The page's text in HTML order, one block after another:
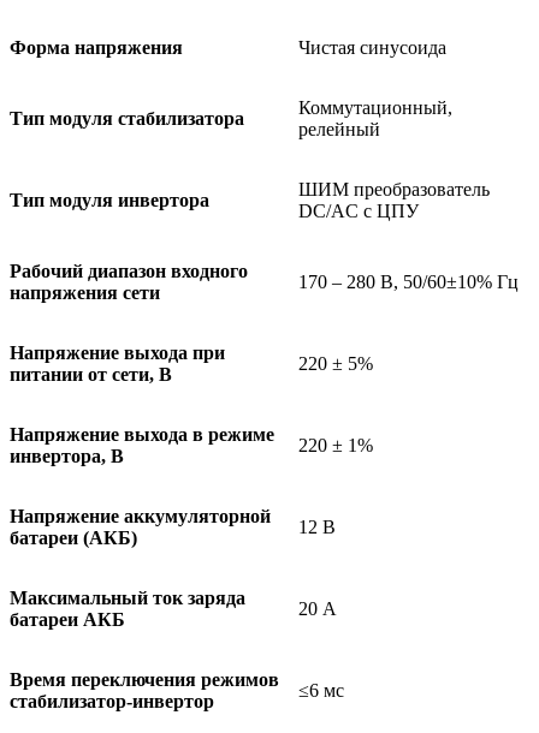
Форма напряжения Чистая синусоида
Тип модуля стабилизатора
Коммутационный,
релейный
Тип модуля инвертора
ШИМ преобразователь
DC/AC с ЦПУ
Рабочий диапазон входного
напряжения сети
170 – 280 В, 50/60±10% Гц
Напряжение выхода при
питании от сети, В
220 ± 5%
Напряжение выхода в режиме
инвертора, В
220 ± 1%
Напряжение аккумуляторной
батареи (АКБ)
12 В
Максимальный ток заряда
батареи АКБ
20 А
Время переключения режимов
стабилизатор-инвертор
≤6 мс